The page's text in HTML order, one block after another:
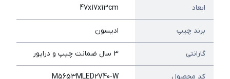
ابعاد 47x17x13cm
برند چیپ ادیسون
گارانتی 3 سال ضمانت چیپ و درایور
کد محصول M5653MLED2V40-W